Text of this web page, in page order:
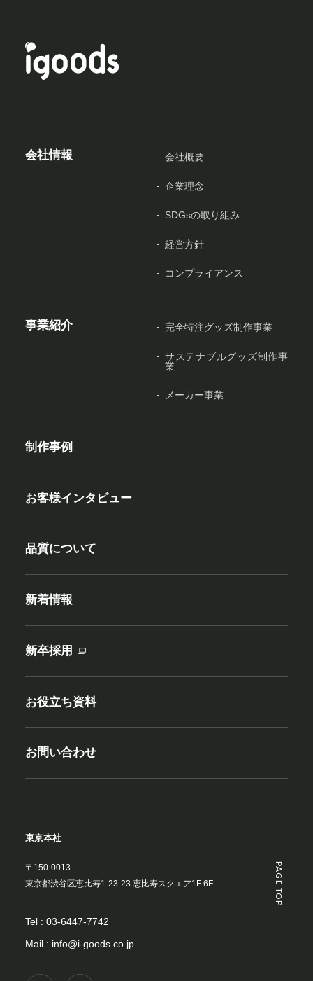
PAGE TOP
会社情報 会社概要
企業理念
SDGsの取り組み
経営方針
コンプライアンス
事業紹介 完全特注グッズ制作事業
サステナブルグッズ制作事
業
メーカー事業
制作事例
お客様インタビュー
品質について
新着情報
新卒採用
お役立ち資料
お問い合わせ
東京本社
〒150-0013
東京都渋谷区恵比寿1-23-23 恵比寿スクエア1F 6F
Tel : 03-6447-7742
Mail : info@i-goods.co.jp